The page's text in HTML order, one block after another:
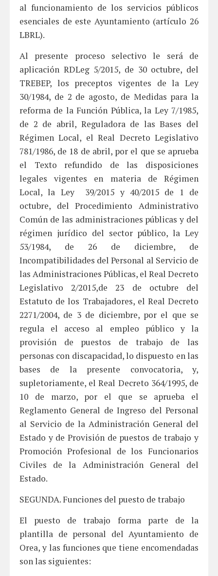
al funcionamiento de los servicios públicos
esenciales de este Ayuntamiento (artículo 26
LBRL).
Al presente proceso selectivo le será de
aplicación RDLeg 5/2015, de 30 octubre, del
TREBEP, los preceptos vigentes de la Ley
30/1984, de 2 de agosto, de Medidas para la
reforma de la Función Pública, la Ley 7/1985,
de 2 de abril, Reguladora de las Bases del
Régimen Local, el Real Decreto Legislativo
781/1986, de 18 de abril, por el que se aprueba
el Texto refundido de las disposiciones
legales vigentes en materia de Régimen
Local, la Ley 39/2015 y 40/2015 de 1 de
octubre, del Procedimiento Administrativo
Común de las administraciones públicas y del
régimen jurídico del sector público, la Ley
53/1984, de 26 de diciembre, de
Incompatibilidades del Personal al Servicio de
las Administraciones Públicas, el Real Decreto
Legislativo 2/2015,de 23 de octubre del
Estatuto de los Trabajadores, el Real Decreto
2271/2004, de 3 de diciembre, por el que se
regula el acceso al empleo público y la
provisión de puestos de trabajo de las
personas con discapacidad, lo dispuesto en las
bases de la presente convocatoria, y,
supletoriamente, el Real Decreto 364/1995, de
10 de marzo, por el que se aprueba el
Reglamento General de Ingreso del Personal
al Servicio de la Administración General del
Estado y de Provisión de puestos de trabajo y
Promoción Profesional de los Funcionarios
Civiles de la Administración General del
Estado.
SEGUNDA. Funciones del puesto de trabajo
El puesto de trabajo forma parte de la
plantilla de personal del Ayuntamiento de
Orea, y las funciones que tiene encomendadas
son las siguientes: